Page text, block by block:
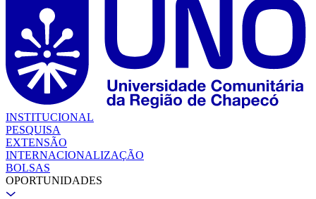
INSTITUCIONAL
PESQUISA
EXTENSÃO
INTERNACIONALIZAÇÃO
BOLSAS
OPORTUNIDADES